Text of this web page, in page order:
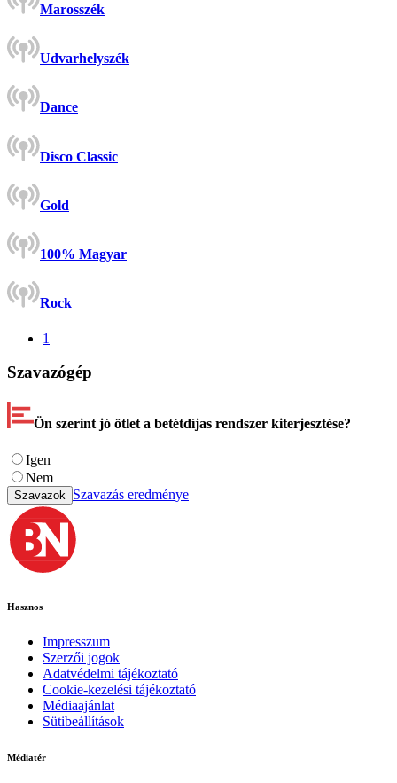
Marosszék
Udvarhelyszék
Dance
Disco Classic
Gold
100% Magyar
Rock
1
Szavazógép
Ön szerint jó ötlet a betétdíjas rendszer kiterjesztése?
Igen
Nem
Szavazok Szavazás eredménye
Hasznos
Impresszum
Szerzői jogok
Adatvédelmi tájékoztató
Cookie-kezelési tájékoztató
Médiaajánlat
Sütibeállítások
Médiatér